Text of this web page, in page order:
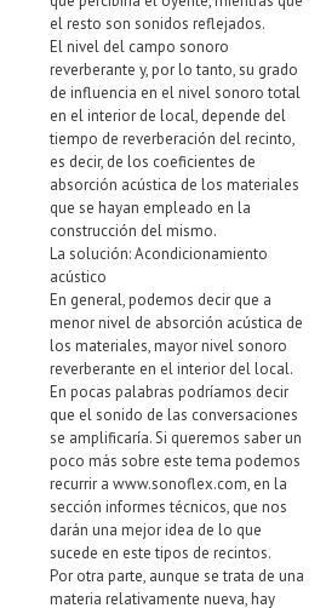
el resto son sonidos reflejados.
El nivel del campo sonoro
reverberante y, por lo tanto, su grado
de influencia en el nivel sonoro total
en el interior de local, depende del
tiempo de reverberación del recinto,
es decir, de los coeficientes de
absorción acústica de los materiales
que se hayan empleado en la
construcción del mismo.
La solución: Acondicionamiento
acústico
En general, podemos decir que a
menor nivel de absorción acústica de
los materiales, mayor nivel sonoro
reverberante en el interior del local.
En pocas palabras podríamos decir
que el sonido de las conversaciones
se amplificaría. Si queremos saber un
poco más sobre este tema podemos
recurrir a www.sonoflex.com, en la
sección informes técnicos, que nos
darán una mejor idea de lo que
sucede en este tipos de recintos.
Por otra parte, aunque se trata de una
materia relativamente nueva, hay